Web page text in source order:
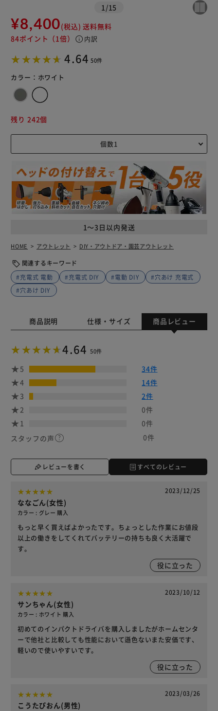
1 /15
¥8,400(税込) 送料無料
84ポイント （1倍） info 内訳
4.64 50件
カラー： ホワイト
1～3日以内発送
残り 242個
HOME アウトレット DIY・アウトドア・園芸アウトレット
関連するキーワード
#充電式 電動
#充電式 DIY #電動 DIY
#穴あけ 充電式
#穴あけ DIY
商品説明 仕様・サイズ 商品レビュー
4.64 50件
5
34件
4
14件
3
2件
2
0件
1
0件
スタッフの声
0件
レビューを書く すべてのレビュー
2023/12/25
ななごん(女性)
カラー : グレー 購入
もっと早く買えばよかったです。ちょっとした作業にお値段
以上の働きをしてくれてバッテリーの持ちも良く大活躍で
す。
役に立った
2023/10/12
サンちゃん(女性)
カラー : ホワイト 購入
初めてのインパクトドライバを購入しましたがホームセンタ
ーで他社と比較しても性能において遜色ないまた安価です、
軽いので使いやすいです。
役に立った
2023/03/26
こうたぴおん(男性)